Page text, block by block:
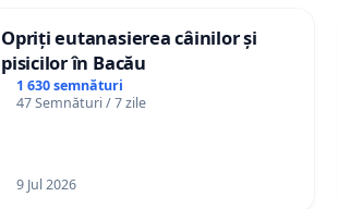
Opriți eutanasierea câinilor și
pisicilor în Bacău
1 630 semnături
47 Semnături / 7 zile
9 Jul 2026